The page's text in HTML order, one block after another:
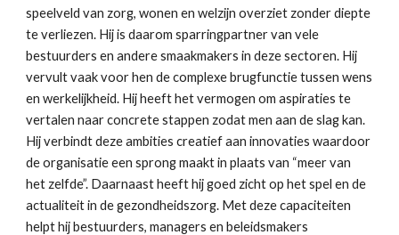
speelveld van zorg, wonen en welzijn overziet zonder diepte
te verliezen. Hij is daarom sparringpartner van vele
bestuurders en andere smaakmakers in deze sectoren. Hij
vervult vaak voor hen de complexe brugfunctie tussen wens
en werkelijkheid. Hij heeft het vermogen om aspiraties te
vertalen naar concrete stappen zodat men aan de slag kan.
Hij verbindt deze ambities creatief aan innovaties waardoor
de organisatie een sprong maakt in plaats van “meer van
het zelfde”. Daarnaast heeft hij goed zicht op het spel en de
actualiteit in de gezondheidszorg. Met deze capaciteiten
helpt hij bestuurders, managers en beleidsmakers